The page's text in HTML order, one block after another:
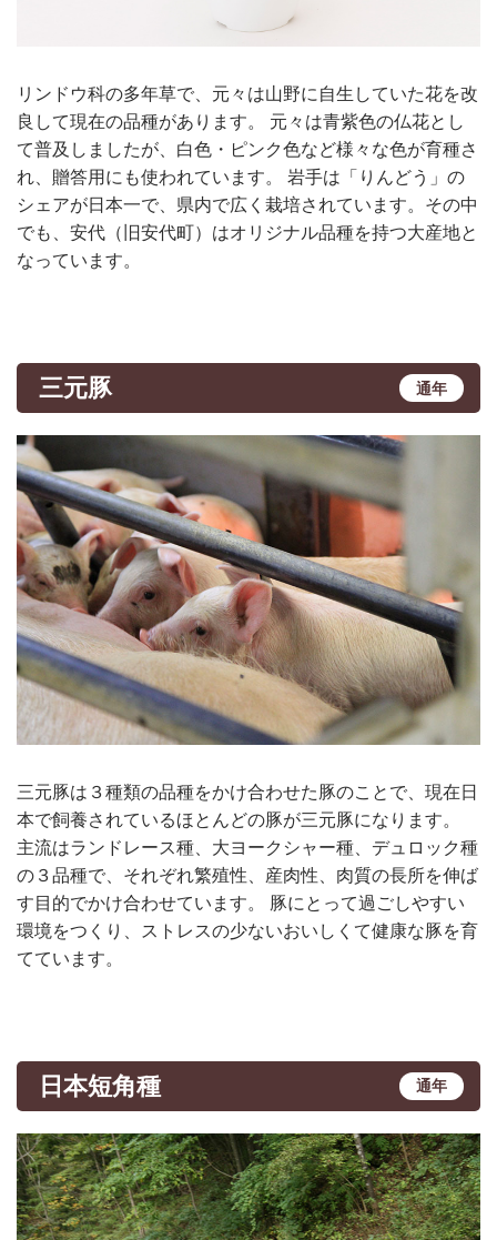
リンドウ科の多年草で、元々は山野に自生していた花を改
良して現在の品種があります。 元々は青紫色の仏花とし
て普及しましたが、白色・ピンク色など様々な色が育種さ
れ、贈答用にも使われています。 岩手は「りんどう」の
シェアが日本一で、県内で広く栽培されています。その中
でも、安代（旧安代町）はオリジナル品種を持つ大産地と
なっています。
三元豚 通年
三元豚は３種類の品種をかけ合わせた豚のことで、現在日
本で飼養されているほとんどの豚が三元豚になります。
主流はランドレース種、大ヨークシャー種、デュロック種
の３品種で、それぞれ繁殖性、産肉性、肉質の長所を伸ば
す目的でかけ合わせています。 豚にとって過ごしやすい
環境をつくり、ストレスの少ないおいしくて健康な豚を育
てています。
日本短角種 通年